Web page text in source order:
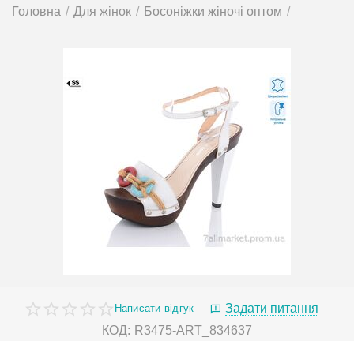
Головна / Для жінок / Босоніжки жіночі оптом /
Написати відгук
Задати питання
КОД: R3475-ART_834637